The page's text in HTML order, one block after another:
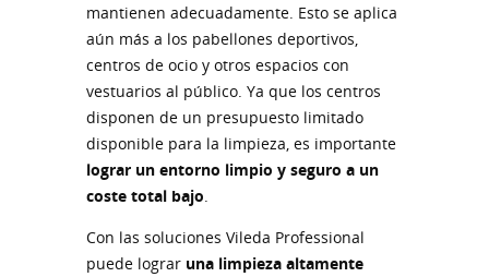
mantienen adecuadamente. Esto se aplica
aún más a los pabellones deportivos,
centros de ocio y otros espacios con
vestuarios al público. Ya que los centros
disponen de un presupuesto limitado
disponible para la limpieza, es importante
lograr un entorno limpio y seguro a un
coste total bajo
Con las soluciones Vileda Professional
puede lograr una limpieza altamente